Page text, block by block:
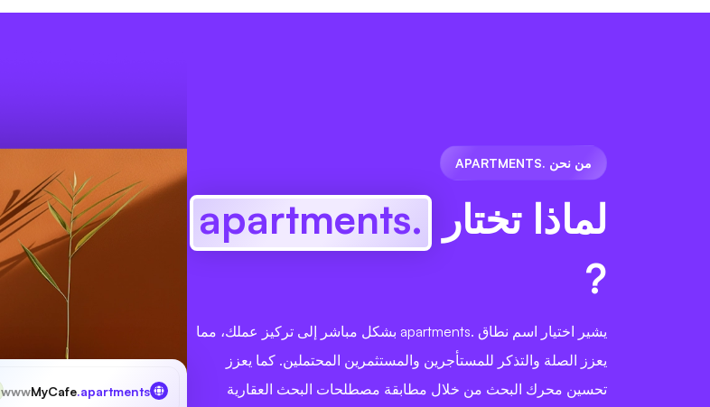
من نحن .APARTMENTS
لماذا تختار
.apartments
?
يشير اختيار اسم نطاق .apartments بشكل مباشر إلى تركيز عملك، مما
يعزز الصلة والتذكر للمستأجرين والمستثمرين المحتملين. كما يعزز
تحسين محرك البحث من خلال مطابقة مصطلحات البحث العقارية
wwwMyCafe.apartments